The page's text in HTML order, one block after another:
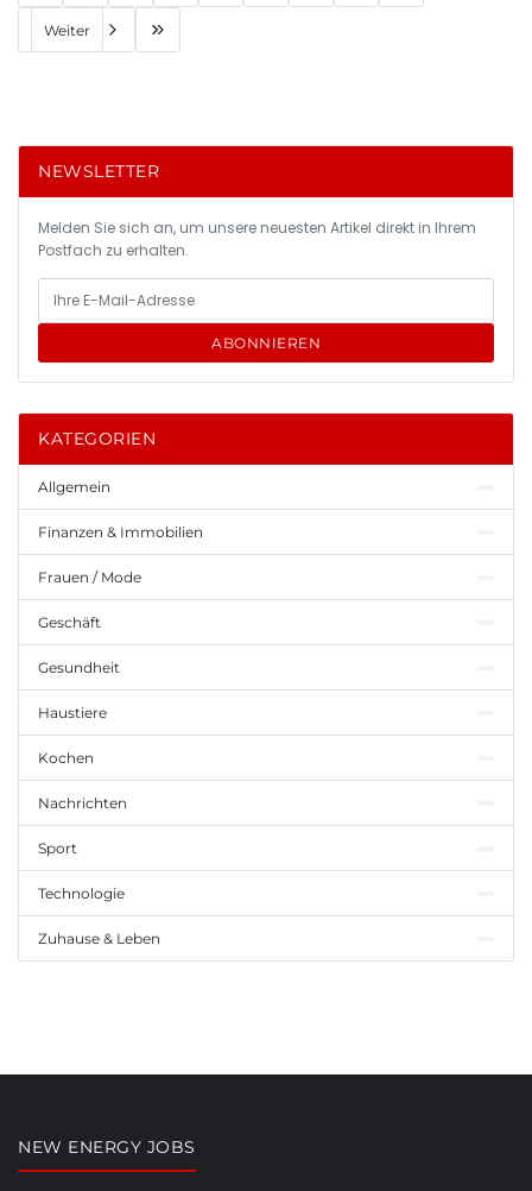
Weiter
NEWSLETTER
Melden Sie sich an, um unsere neuesten Artikel direkt in Ihrem
Postfach zu erhalten.
ABONNIEREN
KATEGORIEN
Allgemein
Finanzen & Immobilien
Frauen / Mode
Geschäft
Gesundheit
Haustiere
Kochen
Nachrichten
Sport
Technologie
Zuhause & Leben
NEW ENERGY JOBS